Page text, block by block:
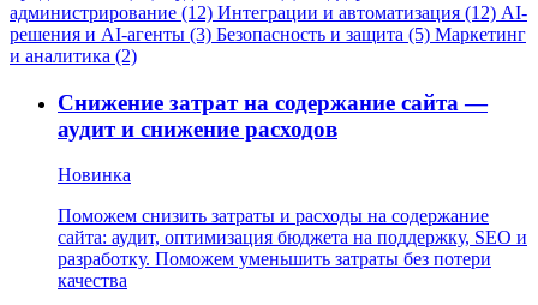
администрирование (12) Интеграции и автоматизация (12) AI-
решения и AI-агенты (3) Безопасность и защита (5) Маркетинг
и аналитика (2)
Снижение затрат на содержание сайта —
аудит и снижение расходов
Новинка
Поможем снизить затраты и расходы на содержание
сайта: аудит, оптимизация бюджета на поддержку, SEO и
разработку. Поможем уменьшить затраты без потери
качества